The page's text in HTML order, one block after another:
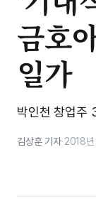
금호
일가
박인천 창업주
김상훈 기자·2018